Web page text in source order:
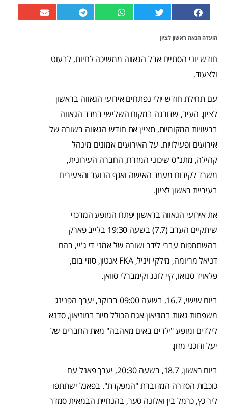
הועדה הגאה ראשון לציון
חודש יוני הסתיים אבל הגאווה ממשיכה לחיות, לבעוט
ולצעוד.
עם תחילת חודש יולי נפתחים אירועי הגאווה בראשון
לציון. העיר, שדורגה במקום השלישי במדד הגאווה
ברשויות המקומיות, תציין את חודש הגאווה בשורה של
אירועים ופעילויות. על האירועים אמונים מינהל
קהילה, מתנ"ס שיכוני המזרח, החברה העירונית,
משרד לקידום מעמד האישה ואגף הנוער והצעירים
בעיריית ראשון לציון.
את אירועי הגאווה בראשון יפתח המופע המרכזי
שיתקיים הערב (7.7) בשעה 19:30 בלייב פארק
בהשתתפות עברי לידר ושורה של אמני די ג'יי, בהם
דניאל מריומה, מילקי ויניל, FKA אנטון, סוזי בום,
פלאויד סנואו, קיי לונג וקימברלי סוואן.
ביום שישי, 16.7, בשעה 09:00 בבוקר, יערך הפנינג
משפחות גאות במוזיאון אגם הכולל סיור במוזיאון, סדנא
לילדים ומופע "ילדים באים מאהבה" מאת החברים של
יעל ודוכני מזון.
ביום ראשון, 18.7, בשעה 20:30, יערך פאנל עם
כוכבות הסדרה המדוברת "המפקדת". בפאנל ישתתפו
ליר כץ, כרמל בין ואלונה סער, בהנחיית הבמאית סמדר